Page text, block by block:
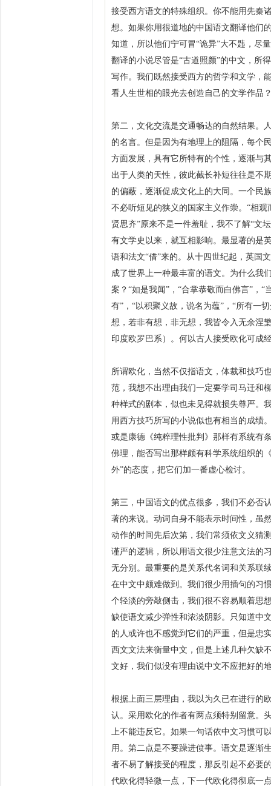
接受西方语文的特殊组织。你不能用先秦
想。如果你用很道地的中国语文翻译他们
知道，所以他们宁可冒“诡异”大不韪，尽
翻译的小说尽管是“古道照颜”的中文，所
写作。我们既然接受西方的哲学和文学，
看人生世相的眼光去创造自己的文学作品
第二，文化交流是交通畅达的自然结果。
的名言。但是因为有地理上的阻隔，每个
方面发展，具有它所特有的个性，逐渐与
出于人类的天性，彼此截长补短往往是不
的偏蔽，逐渐促成文化上的大同。一个民
不必听短见的狭义的国家主义作崇。“相
贤思齐”原来不是一件羞耻，我不了解“文
有文学史以来，就互相影响。最显著的是
语和法文“借”来的。从十四世纪起，英国
成了世界上一种最丰富的语文。为什么我
案？“如是我闻”，“合掌恭敬而白佛言”，
有”，“以积聚义故，说名为蕴”，“所有一
想，若非有想，非无想，我皆令入无余涅
印度欧罗巴系）。何以古人接受欧化可成
所谓欧化，当然不仅指语文，体裁和技巧
范，我想不出理由我们一定要学司马迁和
种样式的剧本，似也未见得就损失尊严。
用西方技巧所写的小说似也有相当的成绩
或是康德《纯粹理性批判》那样有系统有
佛理，能否写出那样颇有科学系统组织的
外”的态度，把它们加一番虚心检讨。
第三，中国语文的优点很多，我们不必否
著的来说。动词自身不能表示时间性，虽
动作的时间先后次第，我们常须依文义猜
谨严的逻辑，所以用语文很少注意文法的
无分别。最重要的是关系代名词和关系联
在中文中颇难做到。我们很少用插句的习
个轻淡的旁敲侧击，我们很不容易顺着思
缺使语文减少弹性和浓淡阴影。只知道中
的人或许也不感觉到它们的严重，但是忠
西文文法来衡量中文，但是上述几种欠缺
文好，我们似没有理由说中文不应把好的
根据上面三层理由，我以为久已在进行的
认。采用欧化的作者有两点须特别留意。
上不能违反它。如果一句话依中文习惯可
用。第二点是不要躁进偾事。语文是逐渐
者不易了解接受的程度，那反引起不必要
代欧化得轻微一点，下一代欧化得彻底一